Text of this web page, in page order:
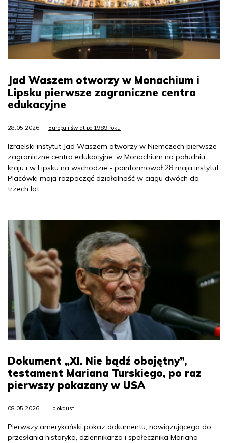
Jad Waszem otworzy w Monachium i
Lipsku pierwsze zagraniczne centra
edukacyjne
28.05.2026 Europa i świat po 1989 roku
Izraelski instytut Jad Waszem otworzy w Niemczech pierwsze
zagraniczne centra edukacyjne: w Monachium na południu
kraju i w Lipsku na wschodzie - poinformował 28 maja instytut.
Placówki mają rozpocząć działalność w ciągu dwóch do
trzech lat.
Dokument „XI. Nie bądź obojętny”,
testament Mariana Turskiego, po raz
pierwszy pokazany w USA
08.05.2026 Holokaust
Pierwszy amerykański pokaz dokumentu, nawiązującego do
przesłania historyka, dziennikarza i społecznika Mariana